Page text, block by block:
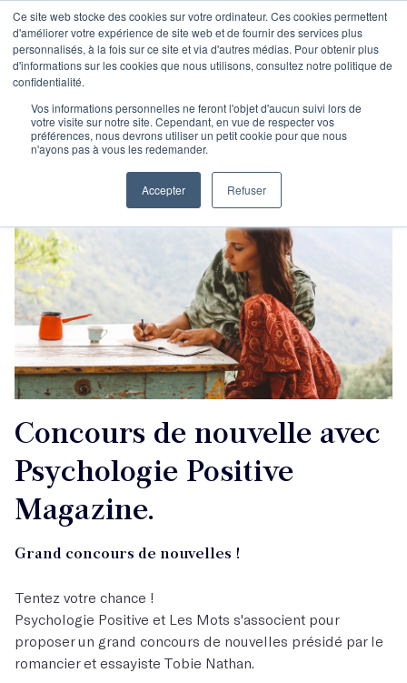
Ce site web stocke des cookies sur votre ordinateur. Ces cookies permettent
d'améliorer votre expérience de site web et de fournir des services plus
personnalisés, à la fois sur ce site et via d'autres médias. Pour obtenir plus
d'informations sur les cookies que nous utilisons, consultez notre politique de
confidentialité.
Vos informations personnelles ne feront l'objet d'aucun suivi lors de
votre visite sur notre site. Cependant, en vue de respecter vos
préférences, nous devrons utiliser un petit cookie pour que nous
n'ayons pas à vous les redemander.
Accepter Refuser
Concours de nouvelle avec
Psychologie Positive
Magazine.
Grand concours de nouvelles !
Tentez votre chance !
Psychologie Positive et Les Mots s'associent pour
proposer un grand concours de nouvelles présidé par le
romancier et essayiste Tobie Nathan.